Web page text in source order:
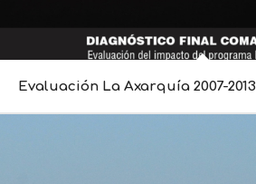
Evaluación La Axarquía 2007-2013